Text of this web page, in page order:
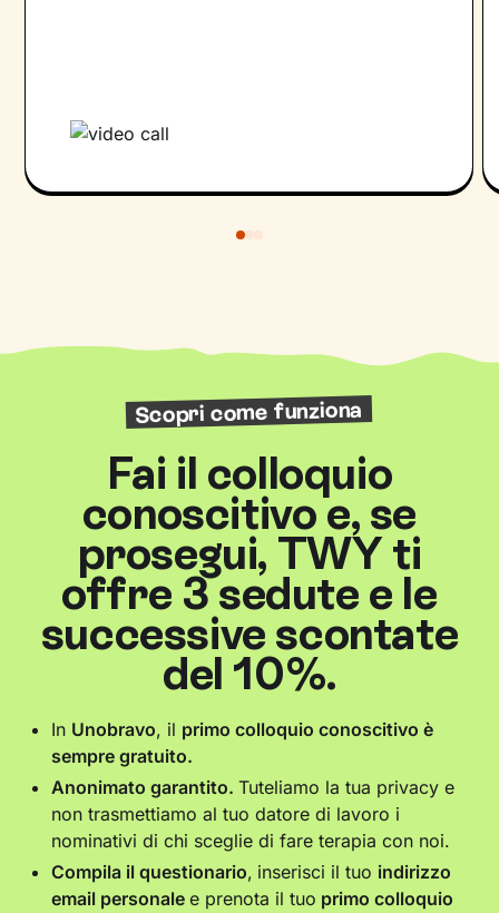
Scopri come funziona
Fai il colloquio
conoscitivo e, se
prosegui, TWY ti
offre 3 sedute e le
successive scontate
del 10%.
In Unobravo, il primo colloquio conoscitivo è
sempre gratuito.
Anonimato garantito.Tuteliamo la tua privacy e
non trasmettiamo al tuo datore di lavoro i
nominativi di chi sceglie di fare terapia con noi.
Compila il questionario, inserisci il tuo indirizzo
email personalee prenota il tuo primo colloquio